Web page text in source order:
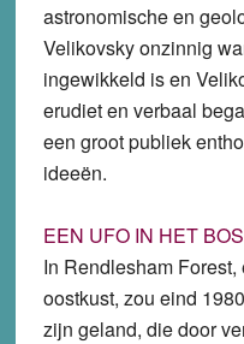
astronomische en
Velikovsky onzinnig
ingewikkeld is en
erudiet en verbaal
een groot publiek
ideeën.
EEN UFO IN HET
In Rendlesham
oostkust, zou eind
zijn geland, die door